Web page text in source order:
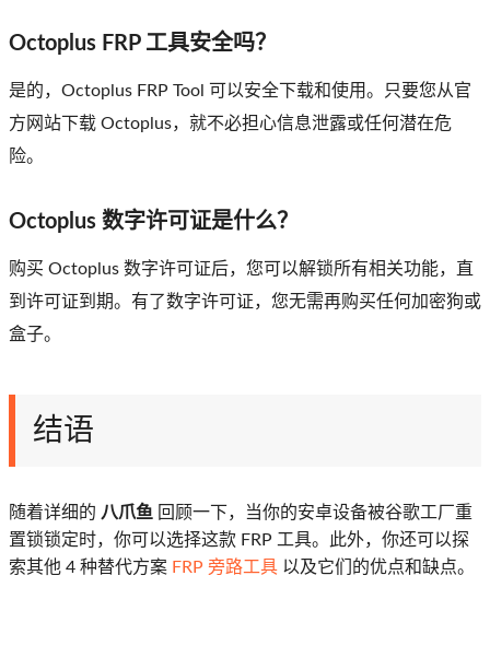
Octoplus FRP 工具安全吗？
是的，Octoplus FRP Tool 可以安全下载和使用。只要您从官
方网站下载 Octoplus，就不必担心信息泄露或任何潜在危
险。
Octoplus 数字许可证是什么？
购买 Octoplus 数字许可证后，您可以解锁所有相关功能，直
到许可证到期。有了数字许可证，您无需再购买任何加密狗或
盒子。
结语
随着详细的 八爪鱼 回顾一下，当你的安卓设备被谷歌工厂重
置锁锁定时，你可以选择这款 FRP 工具。此外，你还可以探
索其他 4 种替代方案 FRP 旁路工具 以及它们的优点和缺点。